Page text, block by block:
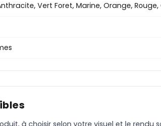
Vert Foret, Marine, Orange, Rouge,